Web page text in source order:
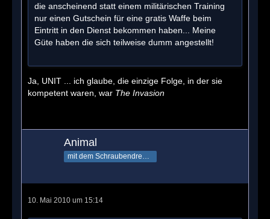
die anscheinend statt einem militärischen Training
nur einen Gutschein für eine gratis Waffe beim
Eintritt in den Dienst bekommen haben... Meine
Güte haben die sich teilweise dumm angestellt!
Ja, UNIT ... ich glaube, die einzige Folge, in der sie
kompetent waren, war The Invasion
Animal
mit dem Schraubendreher in der Tasche
10. Mai 2010 um 15:14